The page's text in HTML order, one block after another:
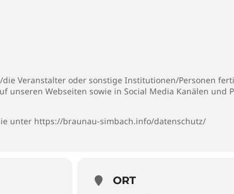
Veranstalter oder sonstige Institutionen/Personen
unseren Webseiten sowie in Social Media Kanälen
unter https://braunau-simbach.info/datenschutz/
ORT